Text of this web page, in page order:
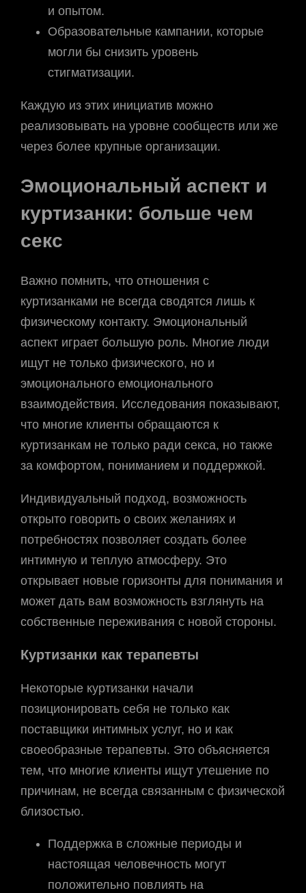
и опытом.
Образовательные кампании, которые
могли бы снизить уровень
стигматизации.
Каждую из этих инициатив можно
реализовывать на уровне сообществ или же
через более крупные организации.
Эмоциональный аспект и
куртизанки: больше чем
секс
Важно помнить, что отношения с
куртизанками не всегда сводятся лишь к
физическому контакту. Эмоциональный
аспект играет большую роль. Многие люди
ищут не только физического, но и
эмоционального емоционального
взаимодействия. Исследования показывают,
что многие клиенты обращаются к
куртизанкам не только ради секса, но также
за комфортом, пониманием и поддержкой.
Индивидуальный подход, возможность
открыто говорить о своих желаниях и
потребностях позволяет создать более
интимную и теплую атмосферу. Это
открывает новые горизонты для понимания и
может дать вам возможность взглянуть на
собственные переживания с новой стороны.
Куртизанки как терапевты
Некоторые куртизанки начали
позиционировать себя не только как
поставщики интимных услуг, но и как
своеобразные терапевты. Это объясняется
тем, что многие клиенты ищут утешение по
причинам, не всегда связанным с физической
близостью.
Поддержка в сложные периоды и
настоящая человечность могут
положительно повлиять на